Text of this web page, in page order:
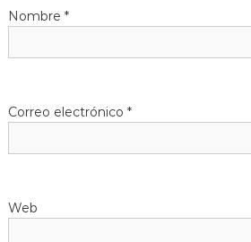
Nombre *
Correo electrónico *
Web